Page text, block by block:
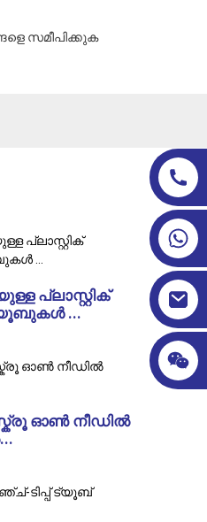
സമീപിക്കുക
പ്ലാസ്റ്റിക്
...
സ്ക്രൂ ഓൺ നീഡിൽ